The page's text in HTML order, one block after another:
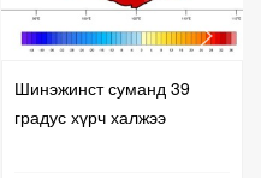
Шинэжинст суманд 39
градус хүрч халжээ